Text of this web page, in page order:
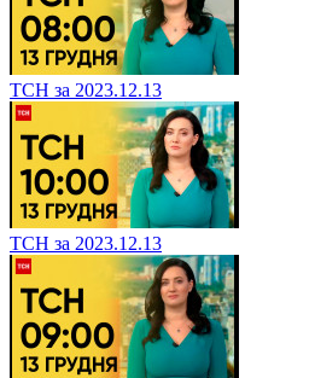
ТСН за 2023.12.13
ТСН за 2023.12.13